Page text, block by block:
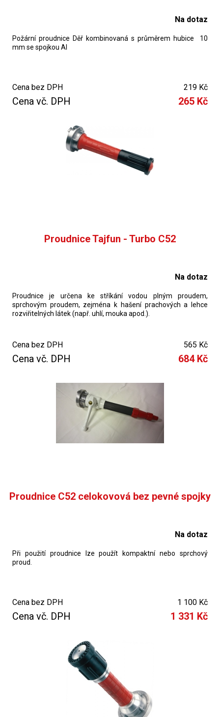
Na dotaz
Požární proudnice Děř kombinovaná s průměrem hubice 10
mm se spojkou Al
Cena bez DPH 219 Kč
Cena vč. DPH 265 Kč
Proudnice Tajfun - Turbo C52
Na dotaz
Proudnice je určena ke stříkání vodou plným proudem,
sprchovým proudem, zejména k hašení prachových a lehce
rozviřitelných látek (např. uhlí, mouka apod.).
Cena bez DPH 565 Kč
Cena vč. DPH 684 Kč
Proudnice C52 celokovová bez pevné spojky
Na dotaz
Při použití proudnice lze použít kompaktní nebo sprchový
proud.
Cena bez DPH 1 100 Kč
Cena vč. DPH 1 331 Kč